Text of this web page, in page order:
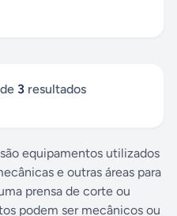
de 3 resultados
equipamentos utilizados
e outras áreas para
prensa de corte ou
podem ser mecânicos ou